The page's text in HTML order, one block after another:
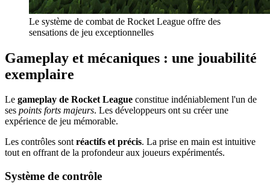
Le système de combat de Rocket League offre des
sensations de jeu exceptionnelles
Gameplay et mécaniques : une jouabilité
exemplaire
Le gameplay de Rocket League constitue indéniablement l'un de
ses points forts majeurs. Les développeurs ont su créer une
expérience de jeu mémorable.
Les contrôles sontréactifs et précis. La prise en main est intuitive
tout en offrant de la profondeur aux joueurs expérimentés.
Système de contrôle